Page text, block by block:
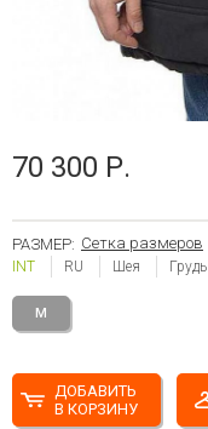
70 300 Р.
РАЗМЕР: Сетка размеров
INT RU Шея Грудь
M
ДОБАВИТЬ
В КОРЗИНУ